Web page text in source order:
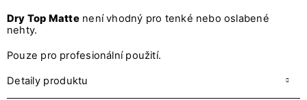
Dry Top Mattenení vhodný pro tenké nebo oslabené
nehty.
Pouze pro profesionální použití.
Detaily produktu